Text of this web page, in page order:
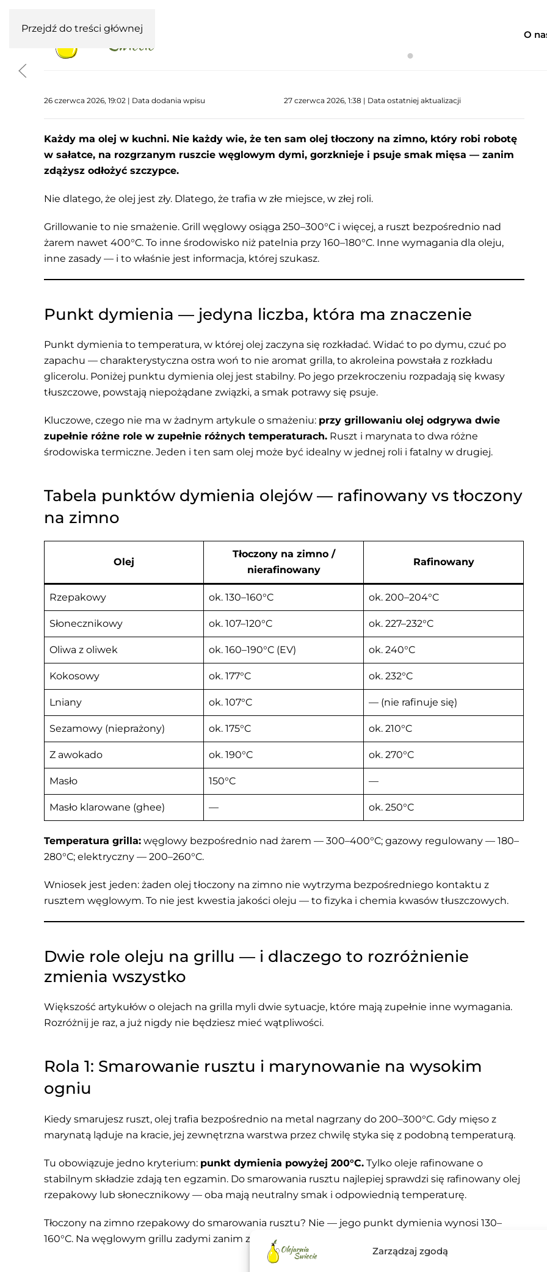
Zarządzaj zgodą
Przejdź do treści głównej
O
26 czerwca 2026, 19:02 | Data dodania wpisu 27 czerwca 2026, 1:38 | Data ostatniej aktualizacji
Każdy ma olej w kuchni. Nie każdy wie, że ten sam olej tłoczony na zimno, który robi robotę
w sałatce, na rozgrzanym ruszcie węglowym dymi, gorzknieje i psuje smak mięsa — zanim
zdążysz odłożyć szczypce.
Nie dlatego, że olej jest zły. Dlatego, że trafia w złe miejsce, w złej roli.
Grillowanie to nie smażenie. Grill węglowy osiąga 250–300°C i więcej, a ruszt bezpośrednio nad
żarem nawet 400°C. To inne środowisko niż patelnia przy 160–180°C. Inne wymagania dla oleju,
inne zasady — i to właśnie jest informacja, której szukasz.
Punkt dymienia — jedyna liczba, która ma znaczenie
Punkt dymienia to temperatura, w której olej zaczyna się rozkładać. Widać to po dymu, czuć po
zapachu — charakterystyczna ostra woń to nie aromat grilla, to akroleina powstała z rozkładu
glicerolu. Poniżej punktu dymienia olej jest stabilny. Po jego przekroczeniu rozpadają się kwasy
tłuszczowe, powstają niepożądane związki, a smak potrawy się psuje.
Kluczowe, czego nie ma w żadnym artykule o smażeniu: przy grillowaniu olej odgrywa dwie
zupełnie różne role w zupełnie różnych temperaturach. Ruszt i marynata to dwa różne
środowiska termiczne. Jeden i ten sam olej może być idealny w jednej roli i fatalny w drugiej.
Tabela punktów dymienia olejów — rafinowany vs tłoczony
na zimno
Olej
Tłoczony na zimno /
nierafinowany
Rafinowany
Rzepakowy ok. 130–160°C ok. 200–204°C
Słonecznikowy ok. 107–120°C ok. 227–232°C
Oliwa z oliwek ok. 160–190°C (EV) ok. 240°C
Kokosowy ok. 177°C ok. 232°C
Lniany ok. 107°C — (nie rafinuje się)
Sezamowy (nieprażony) ok. 175°C ok. 210°C
Z awokado ok. 190°C ok. 270°C
Masło 150°C —
Masło klarowane (ghee) — ok. 250°C
Temperatura grilla: węglowy bezpośrednio nad żarem — 300–400°C; gazowy regulowany — 180–
280°C; elektryczny — 200–260°C.
Wniosek jest jeden: żaden olej tłoczony na zimno nie wytrzyma bezpośredniego kontaktu z
rusztem węglowym. To nie jest kwestia jakości oleju — to fizyka i chemia kwasów tłuszczowych.
Dwie role oleju na grillu — i dlaczego to rozróżnienie
zmienia wszystko
Większość artykułów o olejach na grilla myli dwie sytuacje, które mają zupełnie inne wymagania.
Rozróżnij je raz, a już nigdy nie będziesz mieć wątpliwości.
Rola 1: Smarowanie rusztu i marynowanie na wysokim
ogniu
Kiedy smarujesz ruszt, olej trafia bezpośrednio na metal nagrzany do 200–300°C. Gdy mięso z
marynatą ląduje na kracie, jej zewnętrzna warstwa przez chwilę styka się z podobną temperaturą.
Tu obowiązuje jedno kryterium: punkt dymienia powyżej 200°C. Tylko oleje rafinowane o
stabilnym składzie zdają ten egzamin. Do smarowania rusztu najlepiej sprawdzi się rafinowany olej
rzepakowy lub słonecznikowy — oba mają neutralny smak i odpowiednią temperaturę.
Tłoczony na zimno rzepakowy do smarowania rusztu? Nie — jego punkt dymienia wynosi 130–
160°C. Na węglowym grillu zadymi zanim zdążysz położyć mięso.